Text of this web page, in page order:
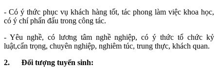
- Có ý thức phục vụ khách hàng tốt, tác phong làm việc khoa học,
có ý chí phấn đấu trong công tác.
- Yêu nghề, có lương tâm nghề nghiệp, có ý thức tổ chức kỷ
luật,cẩn trọng, chuyên nghiệp, nghiêm túc, trung thực, khách quan.
2. Đối tượng tuyển sinh: